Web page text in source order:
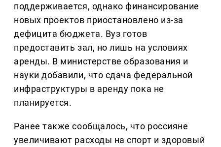
поддерживается, однако финансирование
новых проектов приостановлено из-за
дефицита бюджета. Вуз готов
предоставить зал, но лишь на условиях
аренды. В министерстве образования и
науки добавили, что сдача федеральной
инфраструктуры в аренду пока не
планируется.
Ранее также сообщалось, что россияне
увеличивают расходы на спорт и здоровый